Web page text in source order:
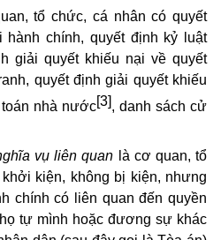
tổ chức, cá nhân có quyết
hành chính, quyết định kỷ luật
giải quyết khiếu nại về quyết
quyết định giải quyết khiếu
nhà nước[3], danh sách cử
vụ liên quan là cơ quan, tổ
kiện, không bị kiện, nhưng
chính có liên quan đến quyền
tự mình hoặc đương sự khác